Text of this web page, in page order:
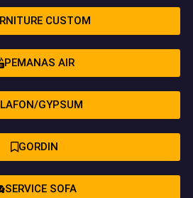
CUSTOM
PEMANAS AIR
GYPSUM
GORDIN
SERVICE SOFA